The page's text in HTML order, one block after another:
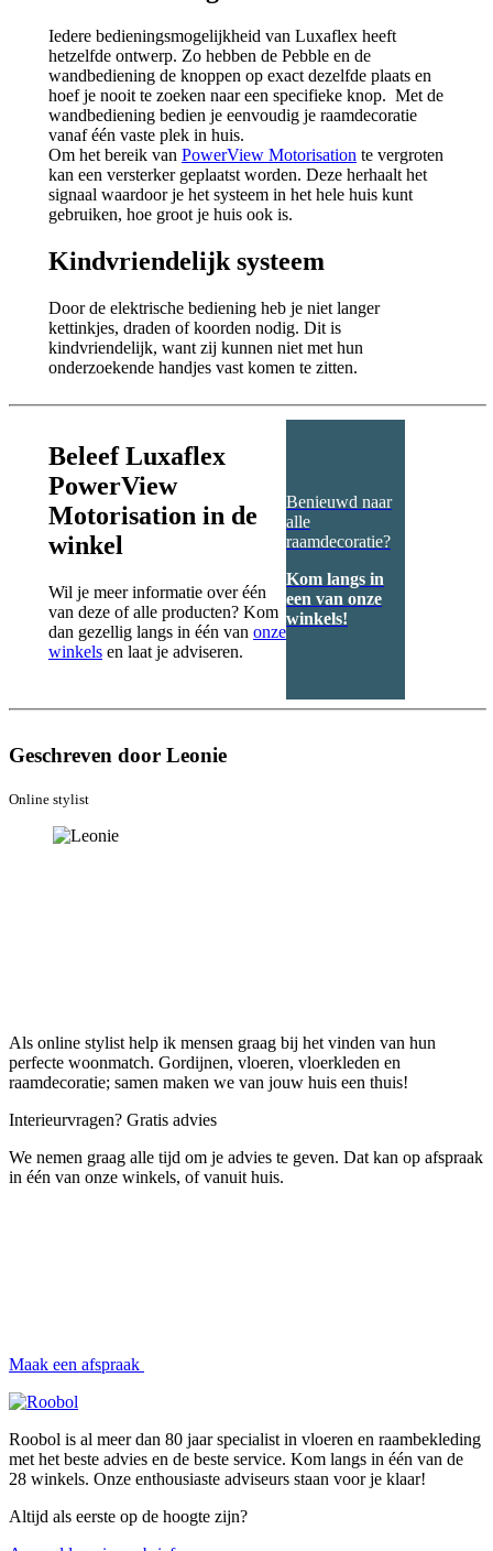
Iedere bedieningsmogelijkheid van Luxaflex heeft
hetzelfde ontwerp. Zo hebben de Pebble en de
wandbediening de knoppen op exact dezelfde plaats en
hoef je nooit te zoeken naar een specifieke knop. Met de
wandbediening bedien je eenvoudig je raamdecoratie
vanaf één vaste plek in huis.
Om het bereik van PowerView Motorisation te vergroten
kan een versterker geplaatst worden. Deze herhaalt het
signaal waardoor je het systeem in het hele huis kunt
gebruiken, hoe groot je huis ook is.
Kindvriendelijk systeem
Door de elektrische bediening heb je niet langer
kettinkjes, draden of koorden nodig. Dit is
kindvriendelijk, want zij kunnen niet met hun
onderzoekende handjes vast komen te zitten.
Beleef Luxaflex
PowerView
Motorisation in de
winkel
Wil je meer informatie over één
van deze of alle producten? Kom
dan gezellig langs in één van onze
winkelsen laat je adviseren.
Benieuwd naar
alle
raamdecoratie?
Kom langs in
een van onze
winkels!
Geschreven door Leonie
Online stylist
Als online stylist help ik mensen graag bij het vinden van hun
perfecte woonmatch. Gordijnen, vloeren, vloerkleden en
raamdecoratie; samen maken we van jouw huis een thuis!
Interieurvragen? Gratis advies
We nemen graag alle tijd om je advies te geven. Dat kan op afspraak
in één van onze winkels, of vanuit huis.
Maak een afspraak
Roobol is al meer dan 80 jaar specialist in vloeren en raambekleding
met het beste advies en de beste service. Kom langs in één van de
28 winkels. Onze enthousiaste adviseurs staan voor je klaar!
Altijd als eerste op de hoogte zijn?